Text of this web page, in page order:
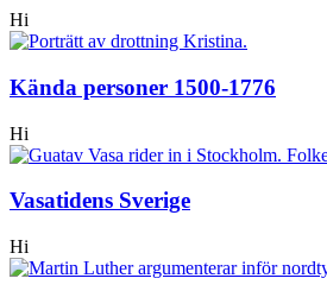
Hi
Kända personer 1500-1776
Hi
Vasatidens Sverige
Hi